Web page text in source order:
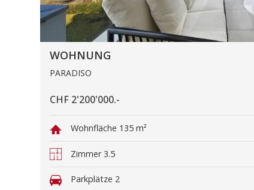
WOHNUNG
PARADISO
CHF 2'200'000.-
Wohnfläche 135 m²
Zimmer3.5
Parkplätze 2